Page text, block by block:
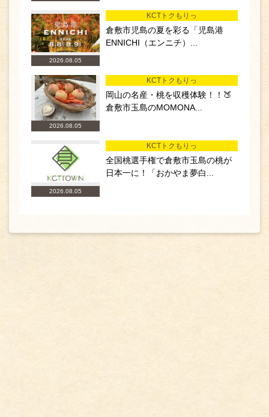
2026.08.05
KCTトクもりっ
倉敷市児島の夏を彩る「児島港
ENNICHI（エンニチ）...
2026.08.05
KCTトクもりっ
岡山の名産・桃を収穫体験！！🍑
倉敷市玉島のMOMONA...
2026.08.05
KCTトクもりっ
全国桃選手権で倉敷市玉島の桃が
日本一に！「おかやま夢白...